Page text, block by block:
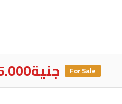
25.000جنية For Sale